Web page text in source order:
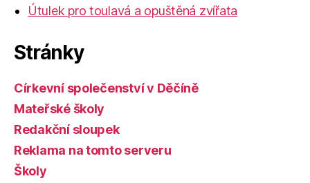
Útulek pro toulavá a opuštěná zvířata
Stránky
Církevní společenství v Děčíně
Mateřské školy
Redakční sloupek
Reklama na tomto serveru
Školy